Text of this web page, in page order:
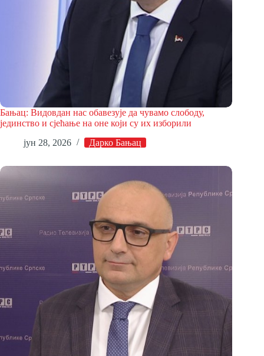
Бањац: Видовдан нас обавезује да чувамо слободу,
јединство и сјећање на оне који су их изборили
јун 28, 2026
Дарко Бањац